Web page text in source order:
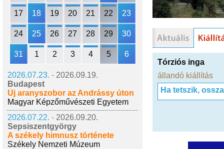
17 18 19 20 21 22 23
24 25 26 27 28 29 30
31 1 2 3 4 5 6
2026.07.23. - 2026.09.19.
Budapest
Új aranyszobor az Andrássy úton
Magyar Képzőművészeti Egyetem
2026.07.22. - 2026.09.20.
Sepsiszentgyörgy
A székely himnusz története
Székely Nemzeti Múzeum
Tórziós inga
állandó kiállítás
Ha tetszik,